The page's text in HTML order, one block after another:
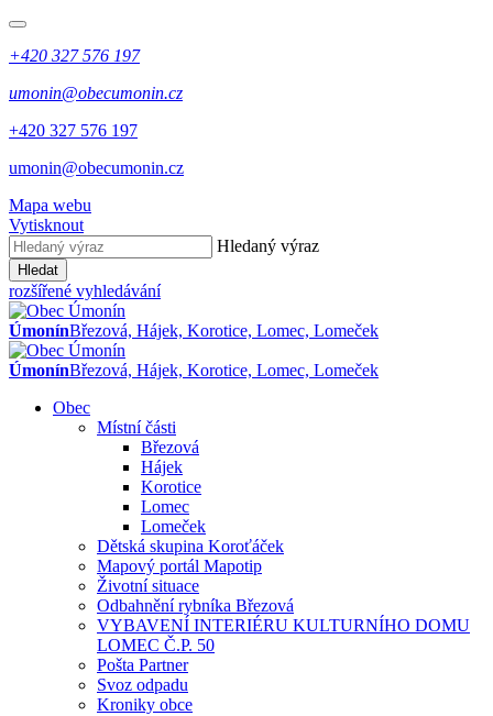
+420 327 576 197
umonin@obecumonin.cz
+420 327 576 197
umonin@obecumonin.cz
Mapa webu
Vytisknout
Hledaný výraz
Hledat
rozšířené vyhledávání
ÚmonínBřezová, Hájek, Korotice, Lomec, Lomeček
ÚmonínBřezová, Hájek, Korotice, Lomec, Lomeček
Obec
Místní části
Březová
Hájek
Korotice
Lomec
Lomeček
Dětská skupina Koroťáček
Mapový portál Mapotip
Životní situace
Odbahnění rybníka Březová
VYBAVENÍ INTERIÉRU KULTURNÍHO DOMU
LOMEC Č.P. 50
Pošta Partner
Svoz odpadu
Kroniky obce